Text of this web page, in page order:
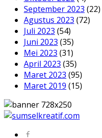
September 2023 (22)
Agustus 2023 (72)
Juli 2023 (54)
Juni 2023 (35)
Mei 2023 (31)
April 2023 (35)
Maret 2023 (95)
Maret 2019 (15)